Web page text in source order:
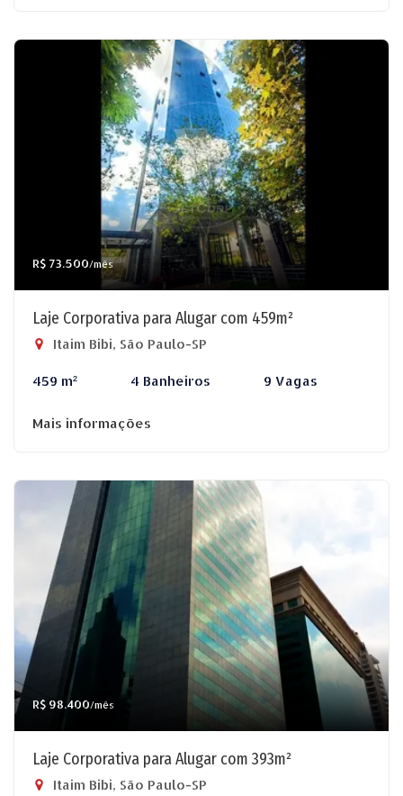
R$ 73.500/mês
Laje Corporativa para Alugar com 459m²
Itaim Bibi, São Paulo-SP
459 m² 4 Banheiros 9 Vagas
Mais informações
R$ 98.400/mês
Laje Corporativa para Alugar com 393m²
Itaim Bibi, São Paulo-SP